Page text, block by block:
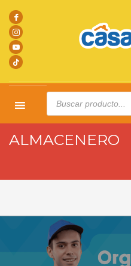
Products
search
TRABAJA CON NOSOTROS
ALMACENERO